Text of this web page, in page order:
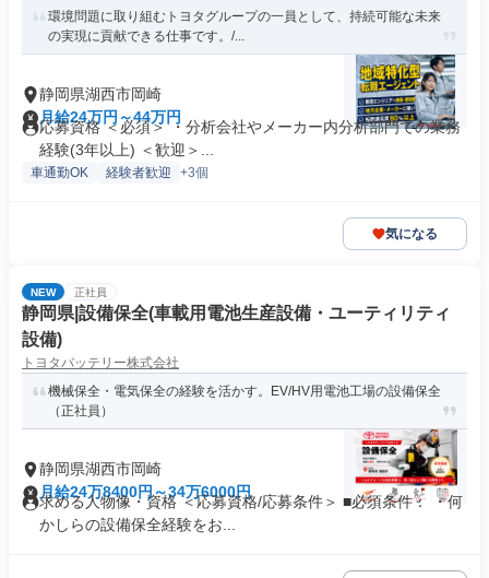
環境問題に取り組むトヨタグループの一員として、持続可能な未来
の実現に貢献できる仕事です。/...
静岡県湖西市岡崎
月給24万円～44万円
応募資格 ＜必須＞ ・分析会社やメーカー内分析部門での業務
経験(3年以上) ＜歓迎＞...
車通勤OK 経験者歓迎 +3個
気になる
NEW 正社員
静岡県|設備保全(車載用電池生産設備・ユーティリティ
設備)
トヨタバッテリー株式会社
機械保全・電気保全の経験を活かす。EV/HV用電池工場の設備保全
（正社員）
静岡県湖西市岡崎
月給24万8400円～34万6000円
求める人物像・資格 ＜応募資格/応募条件＞ ■必須条件： ・何
かしらの設備保全経験をお...